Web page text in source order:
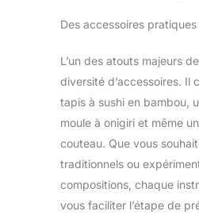
trancheuse à
sauce ; étendeur ;
guide d'utilisation
d'utilisation
le tout, nous
complet avec des
recettes sur la
des sushis et
sushis différents ;
pouvez faire plus
Des accessoires
L’un des atouts majeurs
diversité d’accessoires. Il
tapis à sushi en bambou,
moule à onigiri et même
couteau. Que vous
traditionnels ou
compositions, chaque
vous faciliter l’étape de